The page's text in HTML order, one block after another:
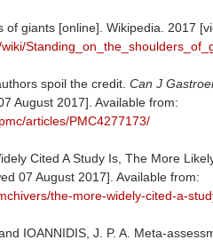
of giants [online]. Wikipedia. 2017
spoil the credit. Can J
August 2017]. Available from:
articles/PMC4277173/
Cited A Study Is, The More
07 August 2017]. Available from:
the-more-widely-cited-a-
IOANNIDIS, J. P. A. Meta-